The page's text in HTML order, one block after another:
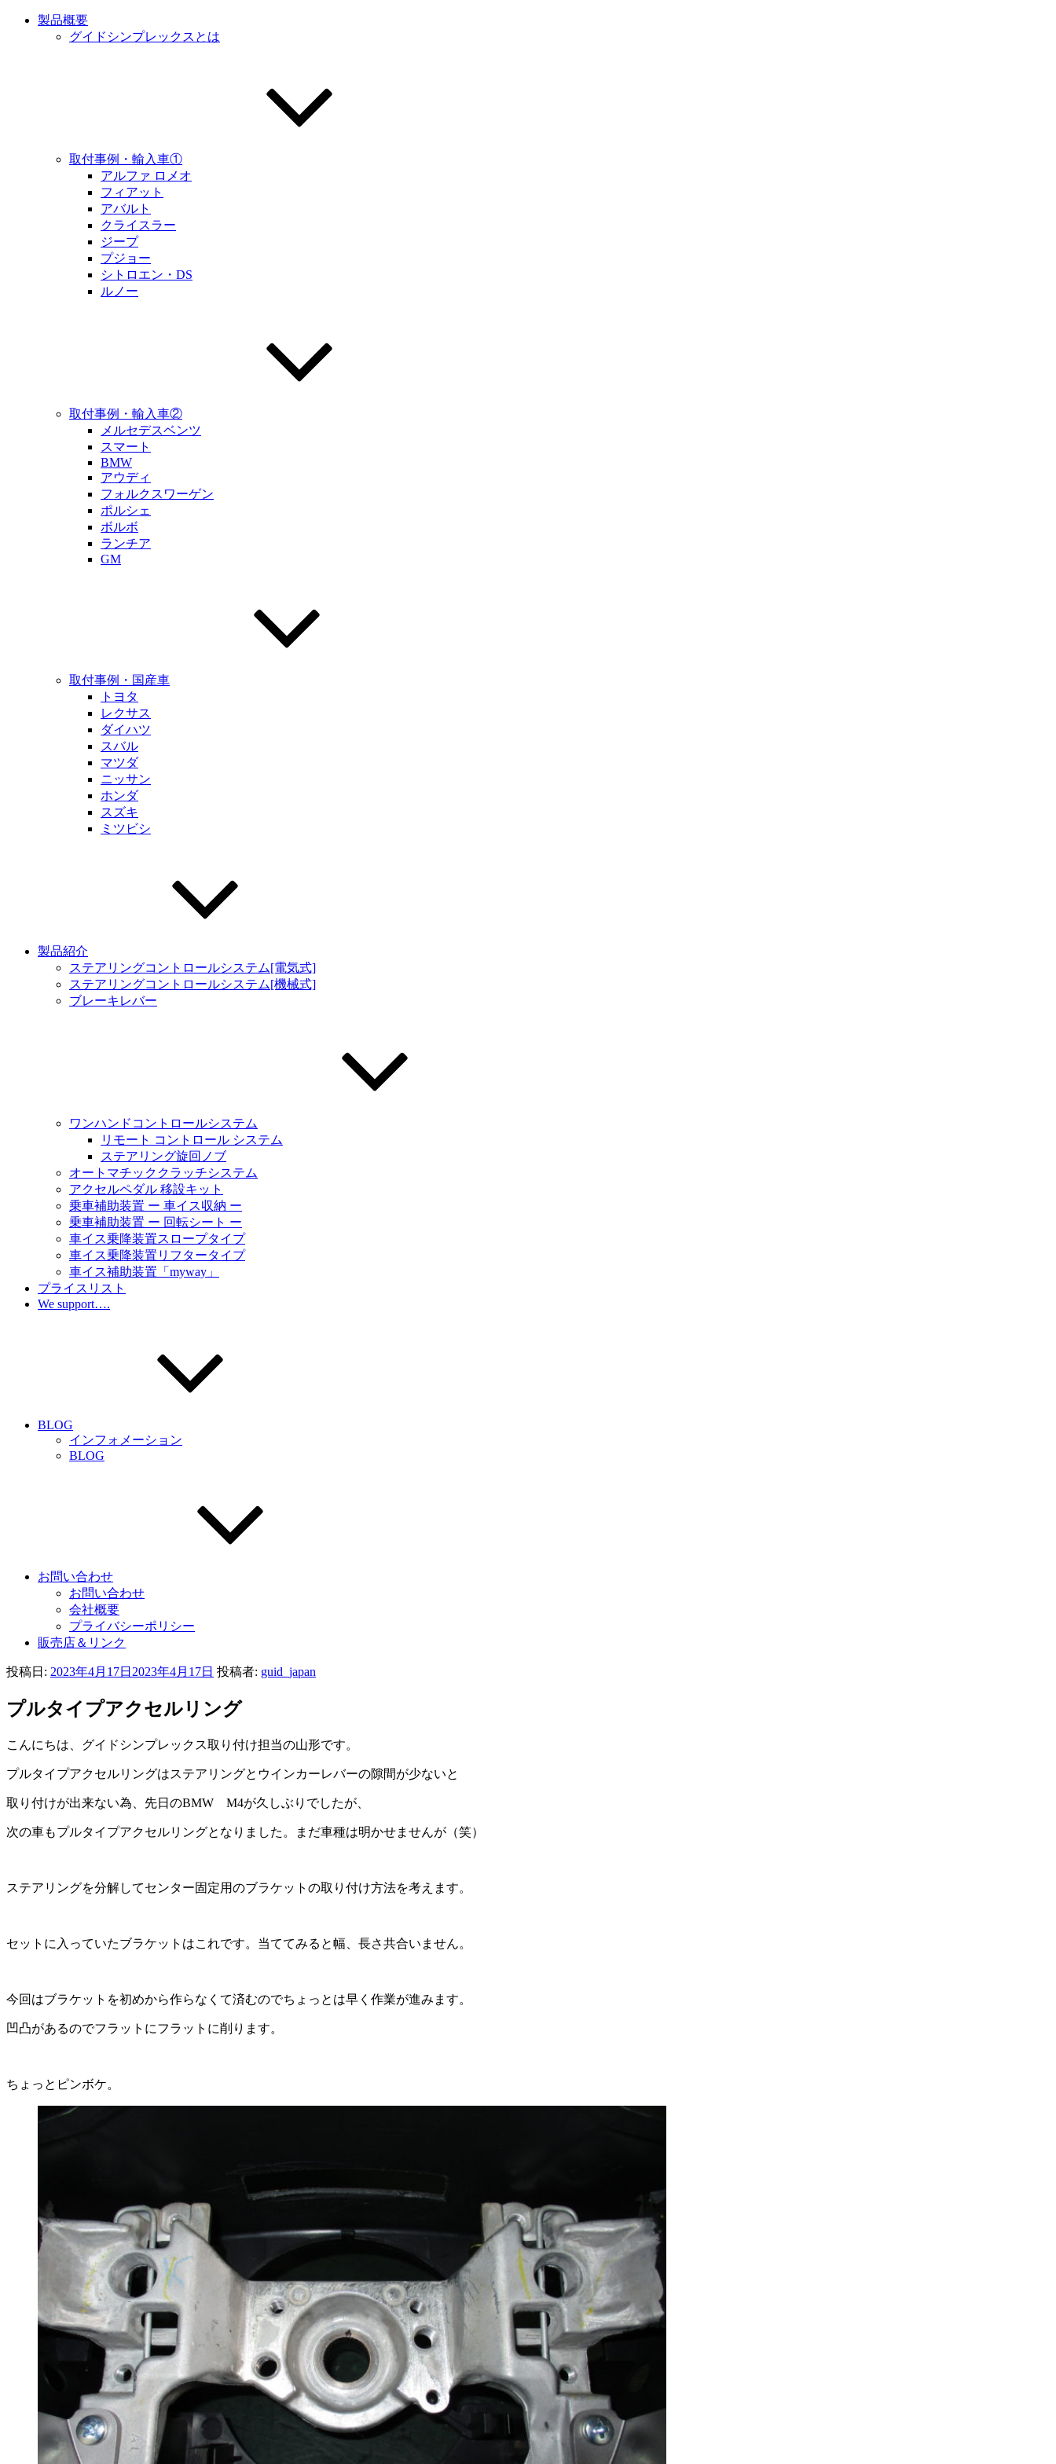
製品概要
グイドシンプレックスとは
取付事例・輸入車①
アルファ ロメオ
フィアット
アバルト
クライスラー
ジープ
プジョー
シトロエン・DS
ルノー
取付事例・輸入車②
メルセデスベンツ
スマート
BMW
アウディ
フォルクスワーゲン
ポルシェ
ボルボ
ランチア
GM
取付事例・国産車
トヨタ
レクサス
ダイハツ
スバル
マツダ
ニッサン
ホンダ
スズキ
ミツビシ
製品紹介
ステアリングコントロールシステム[電気式]
ステアリングコントロールシステム[機械式]
ブレーキレバー
ワンハンドコントロールシステム
リモート コントロール システム
ステアリング旋回ノブ
オートマチッククラッチシステム
アクセルペダル 移設キット
乗車補助装置 ー 車イス収納 ー
乗車補助装置 ー 回転シート ー
車イス乗降装置スロープタイプ
車イス乗降装置リフタータイプ
車イス補助装置「myway」
プライスリスト
We support….
BLOG
インフォメーション
BLOG
お問い合わせ
お問い合わせ
会社概要
プライバシーポリシー
販売店＆リンク
投稿日: 2023年4月17日 2023年4月17日 投稿者: guid_japan
プルタイプアクセルリング
こんにちは、グイドシンプレックス取り付け担当の山形です。
プルタイプアクセルリングはステアリングとウインカーレバーの隙間が少ないと
取り付けが出来ない為、先日のBMW M4が久しぶりでしたが、
次の車もプルタイプアクセルリングとなりました。まだ車種は明かせませんが（笑）
ステアリングを分解してセンター固定用のブラケットの取り付け方法を考えます。
セットに入っていたブラケットはこれです。当ててみると幅、長さ共合いません。
今回はブラケットを初めから作らなくて済むのでちょっとは早く作業が進みます。
凹凸があるのでフラットにフラットに削ります。
ちょっとピンボケ。